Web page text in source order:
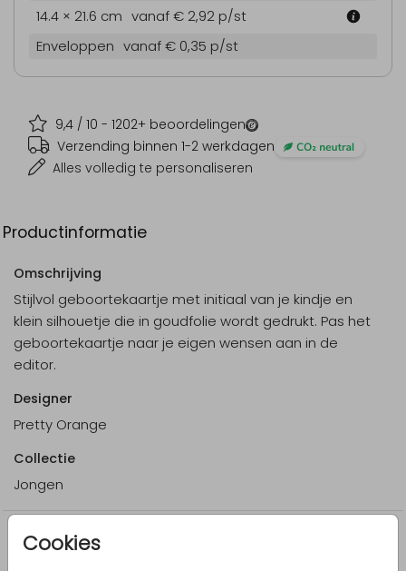
Cookies
9,4 / 10 - 1202+ beoordelingen
Verzending binnen 1-2 werkdagen
Alles volledig te personaliseren
14.4 × 21.6 cm vanaf € 2,92 p/st
Enveloppen vanaf € 0,35 p/st
Productinformatie
Omschrijving
Stijlvol geboortekaartje met initiaal van je kindje en
klein silhouetje die in goudfolie wordt gedrukt. Pas het
geboortekaartje naar je eigen wensen aan in de
editor.
Designer
Pretty Orange
Collectie
Jongen
Meer in dezelfde stijl